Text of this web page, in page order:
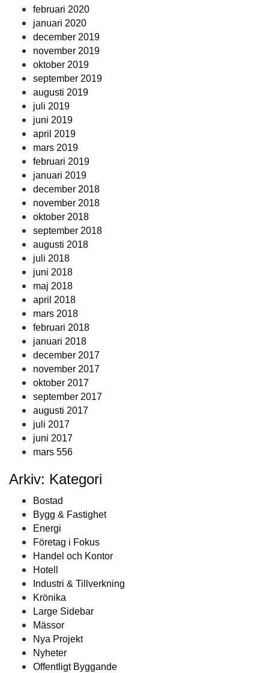
februari 2020
januari 2020
december 2019
november 2019
oktober 2019
september 2019
augusti 2019
juli 2019
juni 2019
april 2019
mars 2019
februari 2019
januari 2019
december 2018
november 2018
oktober 2018
september 2018
augusti 2018
juli 2018
juni 2018
maj 2018
april 2018
mars 2018
februari 2018
januari 2018
december 2017
november 2017
oktober 2017
september 2017
augusti 2017
juli 2017
juni 2017
mars 556
Arkiv: Kategori
Bostad
Bygg & Fastighet
Energi
Företag i Fokus
Handel och Kontor
Hotell
Industri & Tillverkning
Krönika
Large Sidebar
Mässor
Nya Projekt
Nyheter
Offentligt Byggande